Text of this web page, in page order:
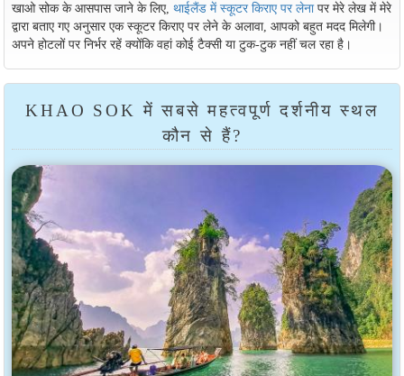
खाओ सोक के आसपास जाने के लिए, थाईलैंड में स्कूटर किराए पर लेनापर मेरे लेख में मेरे
द्वारा बताए गए अनुसार एक स्कूटर किराए पर लेने के अलावा, आपको बहुत मदद मिलेगी।
अपने होटलों पर निर्भर रहें क्योंकि वहां कोई टैक्सी या टुक-टुक नहीं चल रहा है।
KHAO SOK में सबसे महत्वपूर्ण दर्शनीय स्थल
कौन से हैं?